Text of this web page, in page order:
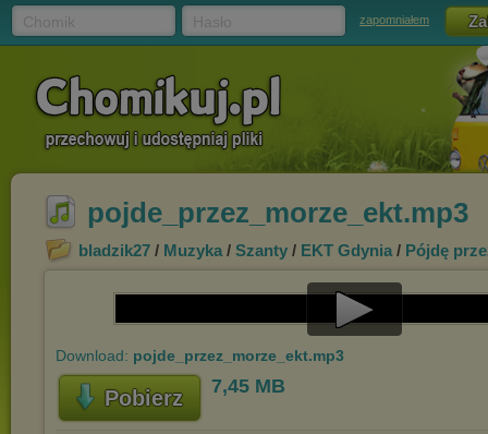
zapomniałem
pojde_przez_morze_ekt.mp3
bladzik27 / Muzyka / Szanty / EKT Gdynia / Pójdę
Play
Download: pojde_przez_morze_ekt.mp3
Pobierz 7,45 MB